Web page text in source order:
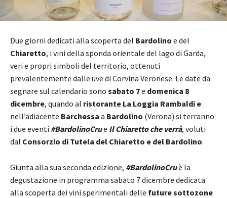
Due giorni dedicati alla scoperta del Bardolino e del
Chiaretto, i vini della sponda orientale del lago di Garda,
veri e propri simboli del territorio, ottenuti
prevalentemente dalle uve di Corvina Veronese. Le date da
segnare sul calendario sono sabato 7e domenica 8
dicembre, quando al ristorante La Loggia Rambaldi e
nell’adiacente Barchessa a Bardolino (Verona) si terranno
i due eventi #BardolinoCrue Il Chiaretto che verrà, voluti
dal Consorzio di Tutela del Chiaretto e del Bardolino.
Giunta alla sua seconda edizione, #BardolinoCruè la
degustazione in programma sabato 7 dicembre dedicata
alla scoperta dei vini sperimentali delle future sottozone